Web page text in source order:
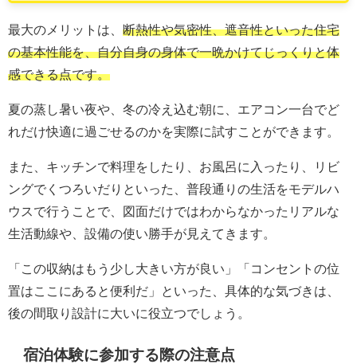
最大のメリットは、 断熱性や気密性、遮音性といった住宅
の基本性能を、自分自身の身体で一晩かけてじっくりと体
感できる点です。
夏の蒸し暑い夜や、冬の冷え込む朝に、エアコン一台でど
れだけ快適に過ごせるのかを実際に試すことができます。
また、キッチンで料理をしたり、お風呂に入ったり、リビ
ングでくつろいだりといった、普段通りの生活をモデルハ
ウスで行うことで、図面だけではわからなかったリアルな
生活動線や、設備の使い勝手が見えてきます。
「この収納はもう少し大きい方が良い」「コンセントの位
置はここにあると便利だ」といった、具体的な気づきは、
後の間取り設計に大いに役立つでしょう。
宿泊体験に参加する際の注意点